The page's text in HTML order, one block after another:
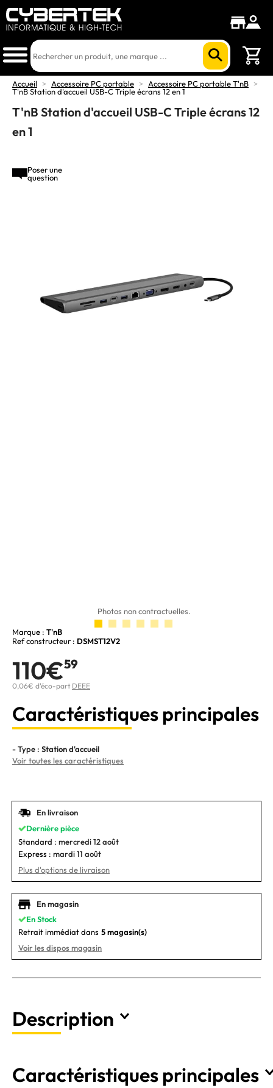
Accueil > Accessoire PC portable > Accessoire PC portable T'nB >
T'nB Station d'accueil USB-C Triple écrans 12 en 1
T'nB Station d'accueil USB-C Triple écrans 12
en 1
Poser une
question
Photos non contractuelles.
Marque : T'nB
Ref constructeur : DSMST12V2
110€59
0,06€ d'éco-part DEEE
Caractéristiques principales
- Type : Station d'accueil
Voir toutes les caractéristiques
En livraison
Dernière pièce
Standard : mercredi 12 août
Express : mardi 11 août
Plus d'options de livraison
En magasin
En Stock
Retrait immédiat dans 5 magasin(s)
Voir les dispos magasin
Description
Caractéristiques principales